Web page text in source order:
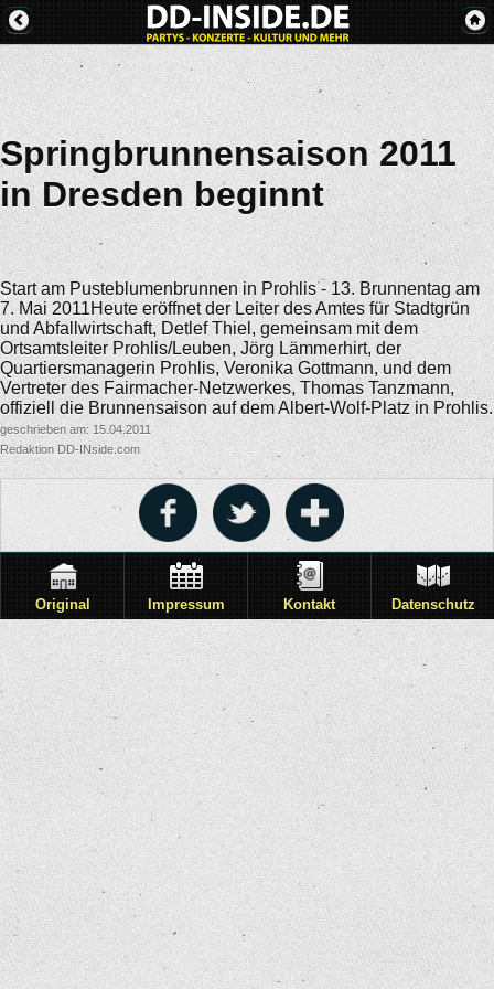
Springbrunnensaison 2011
in Dresden beginnt
Start am Pusteblumenbrunnen in Prohlis - 13. Brunnentag am
7. Mai 2011Heute eröffnet der Leiter des Amtes für Stadtgrün
und Abfallwirtschaft, Detlef Thiel, gemeinsam mit dem
Ortsamtsleiter Prohlis/Leuben, Jörg Lämmerhirt, der
Quartiersmanagerin Prohlis, Veronika Gottmann, und dem
Vertreter des Fairmacher-Netzwerkes, Thomas Tanzmann,
offiziell die Brunnensaison auf dem Albert-Wolf-Platz in Prohlis.
geschrieben am: 15.04.2011
Redaktion DD-INside.com
Original Impressum Kontakt Datenschutz